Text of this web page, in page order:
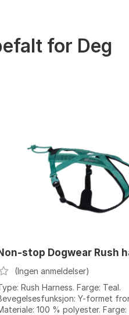
for Deg
stop Dogwear Rush
(Ingen anmeldelser)
Rush Harness. Farge: Teal.
Y-formet
100 % polyester. Farge: